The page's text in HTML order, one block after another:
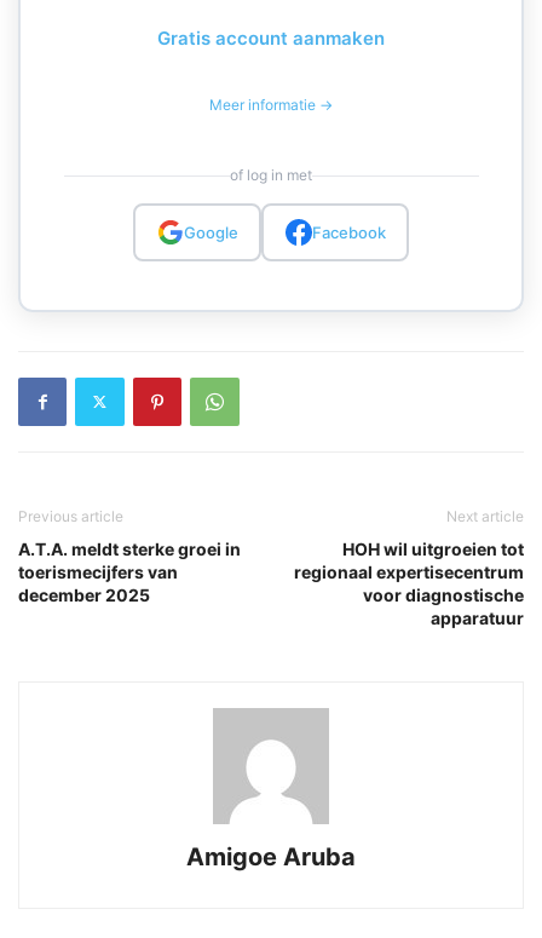
Gratis account aanmaken
Meer informatie →
of log in met
Google Facebook
Previous article
A.T.A. meldt sterke groei in
toerismecijfers van
december 2025
Next article
HOH wil uitgroeien tot
regionaal expertisecentrum
voor diagnostische
apparatuur
Amigoe Aruba